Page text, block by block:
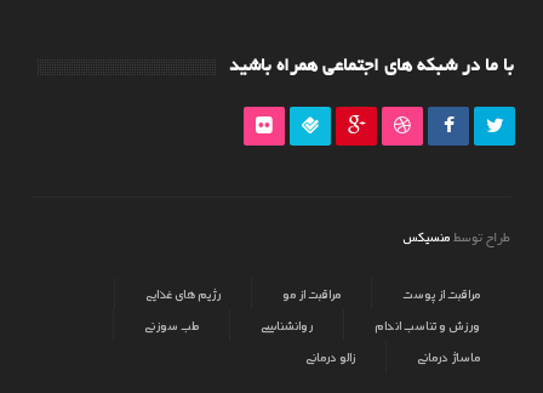
با ما در شبکه های اجتماعی همراه باشید
طراح توسط منسیکس
مراقبت از پوست مراقبت از مو
رژیم های غذایی
ورزش و تناسب اندام
روانشناسی
طب سوزنی
ماساژ درمانی
زالو درمانی